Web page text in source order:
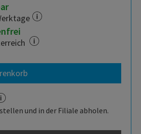
und in der Filiale abholen.